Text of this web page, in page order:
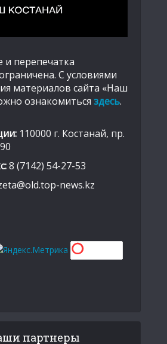
и перепечатка
С условиями
материалов сайта «Наш
ознакомиться здесь.
110000 г. Костанай, пр.
8 (7142) 54-27-53
news.kz
партнеры